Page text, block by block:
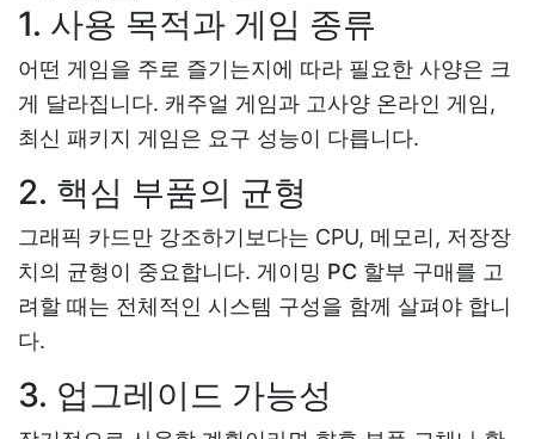
1. 사용 목적과 게임 종류
어떤 게임을 주로 즐기는지에 따라 필요한 사양은 크
게 달라집니다. 캐주얼 게임과 고사양 온라인 게임,
최신 패키지 게임은 요구 성능이 다릅니다.
2. 핵심 부품의 균형
그래픽 카드만 강조하기보다는 CPU, 메모리, 저장장
치의 균형이 중요합니다. 게이밍 PC 할부 구매를 고
려할 때는 전체적인 시스템 구성을 함께 살펴야 합니
다.
3. 업그레이드 가능성